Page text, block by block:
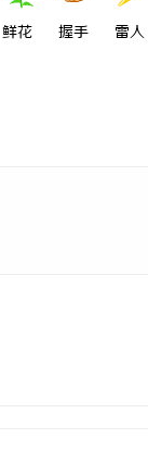
鲜花 握手 雷人